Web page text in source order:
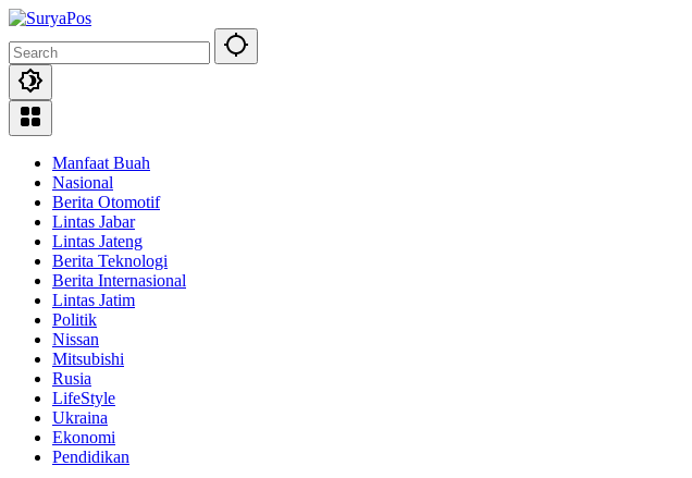
Skip
content
Manfaat Buah
Nasional
Berita Otomotif
Lintas Jabar
Lintas Jateng
Berita Teknologi
Berita Internasional
Lintas Jatim
Politik
Nissan
Mitsubishi
Rusia
LifeStyle
Ukraina
Ekonomi
Pendidikan